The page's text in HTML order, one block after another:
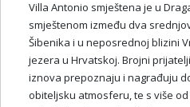
Villa Antonio smještena je u
smještenom između dva
Šibenika i u neposrednoj blizini
jezera u Hrvatskoj. Brojni
iznova prepoznaju i nagrađuju
obiteljsku atmosferu, te s više